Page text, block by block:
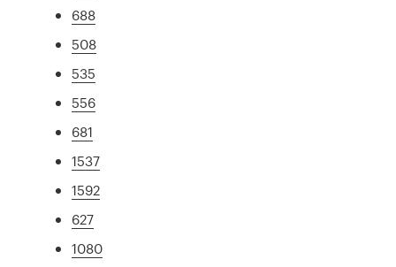
688
508
535
556
681
1537
1592
627
1080